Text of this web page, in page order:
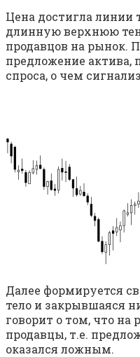
Цена достигла линии
длинную верхнюю
продавцов на рынок.
предложение актива,
спроса, о чем
Далее формируется
тело и закрывшаяся
говорит о том, что
продавцы, т.е.
оказался ложным.